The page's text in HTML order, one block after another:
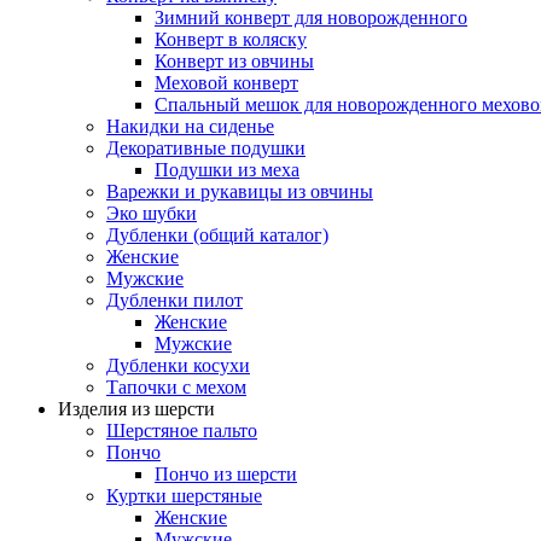
Зимний конверт для новорожденного
Конверт в коляску
Конверт из овчины
Меховой конверт
Спальный мешок для новорожденного
Накидки на сиденье
Декоративные подушки
Подушки из меха
Варежки и рукавицы из овчины
Эко шубки
Дубленки (общий каталог)
Женские
Мужские
Дубленки пилот
Женские
Мужские
Дубленки косухи
Тапочки с мехом
Изделия из шерсти
Шерстяное пальто
Пончо
Пончо из шерсти
Куртки шерстяные
Женские